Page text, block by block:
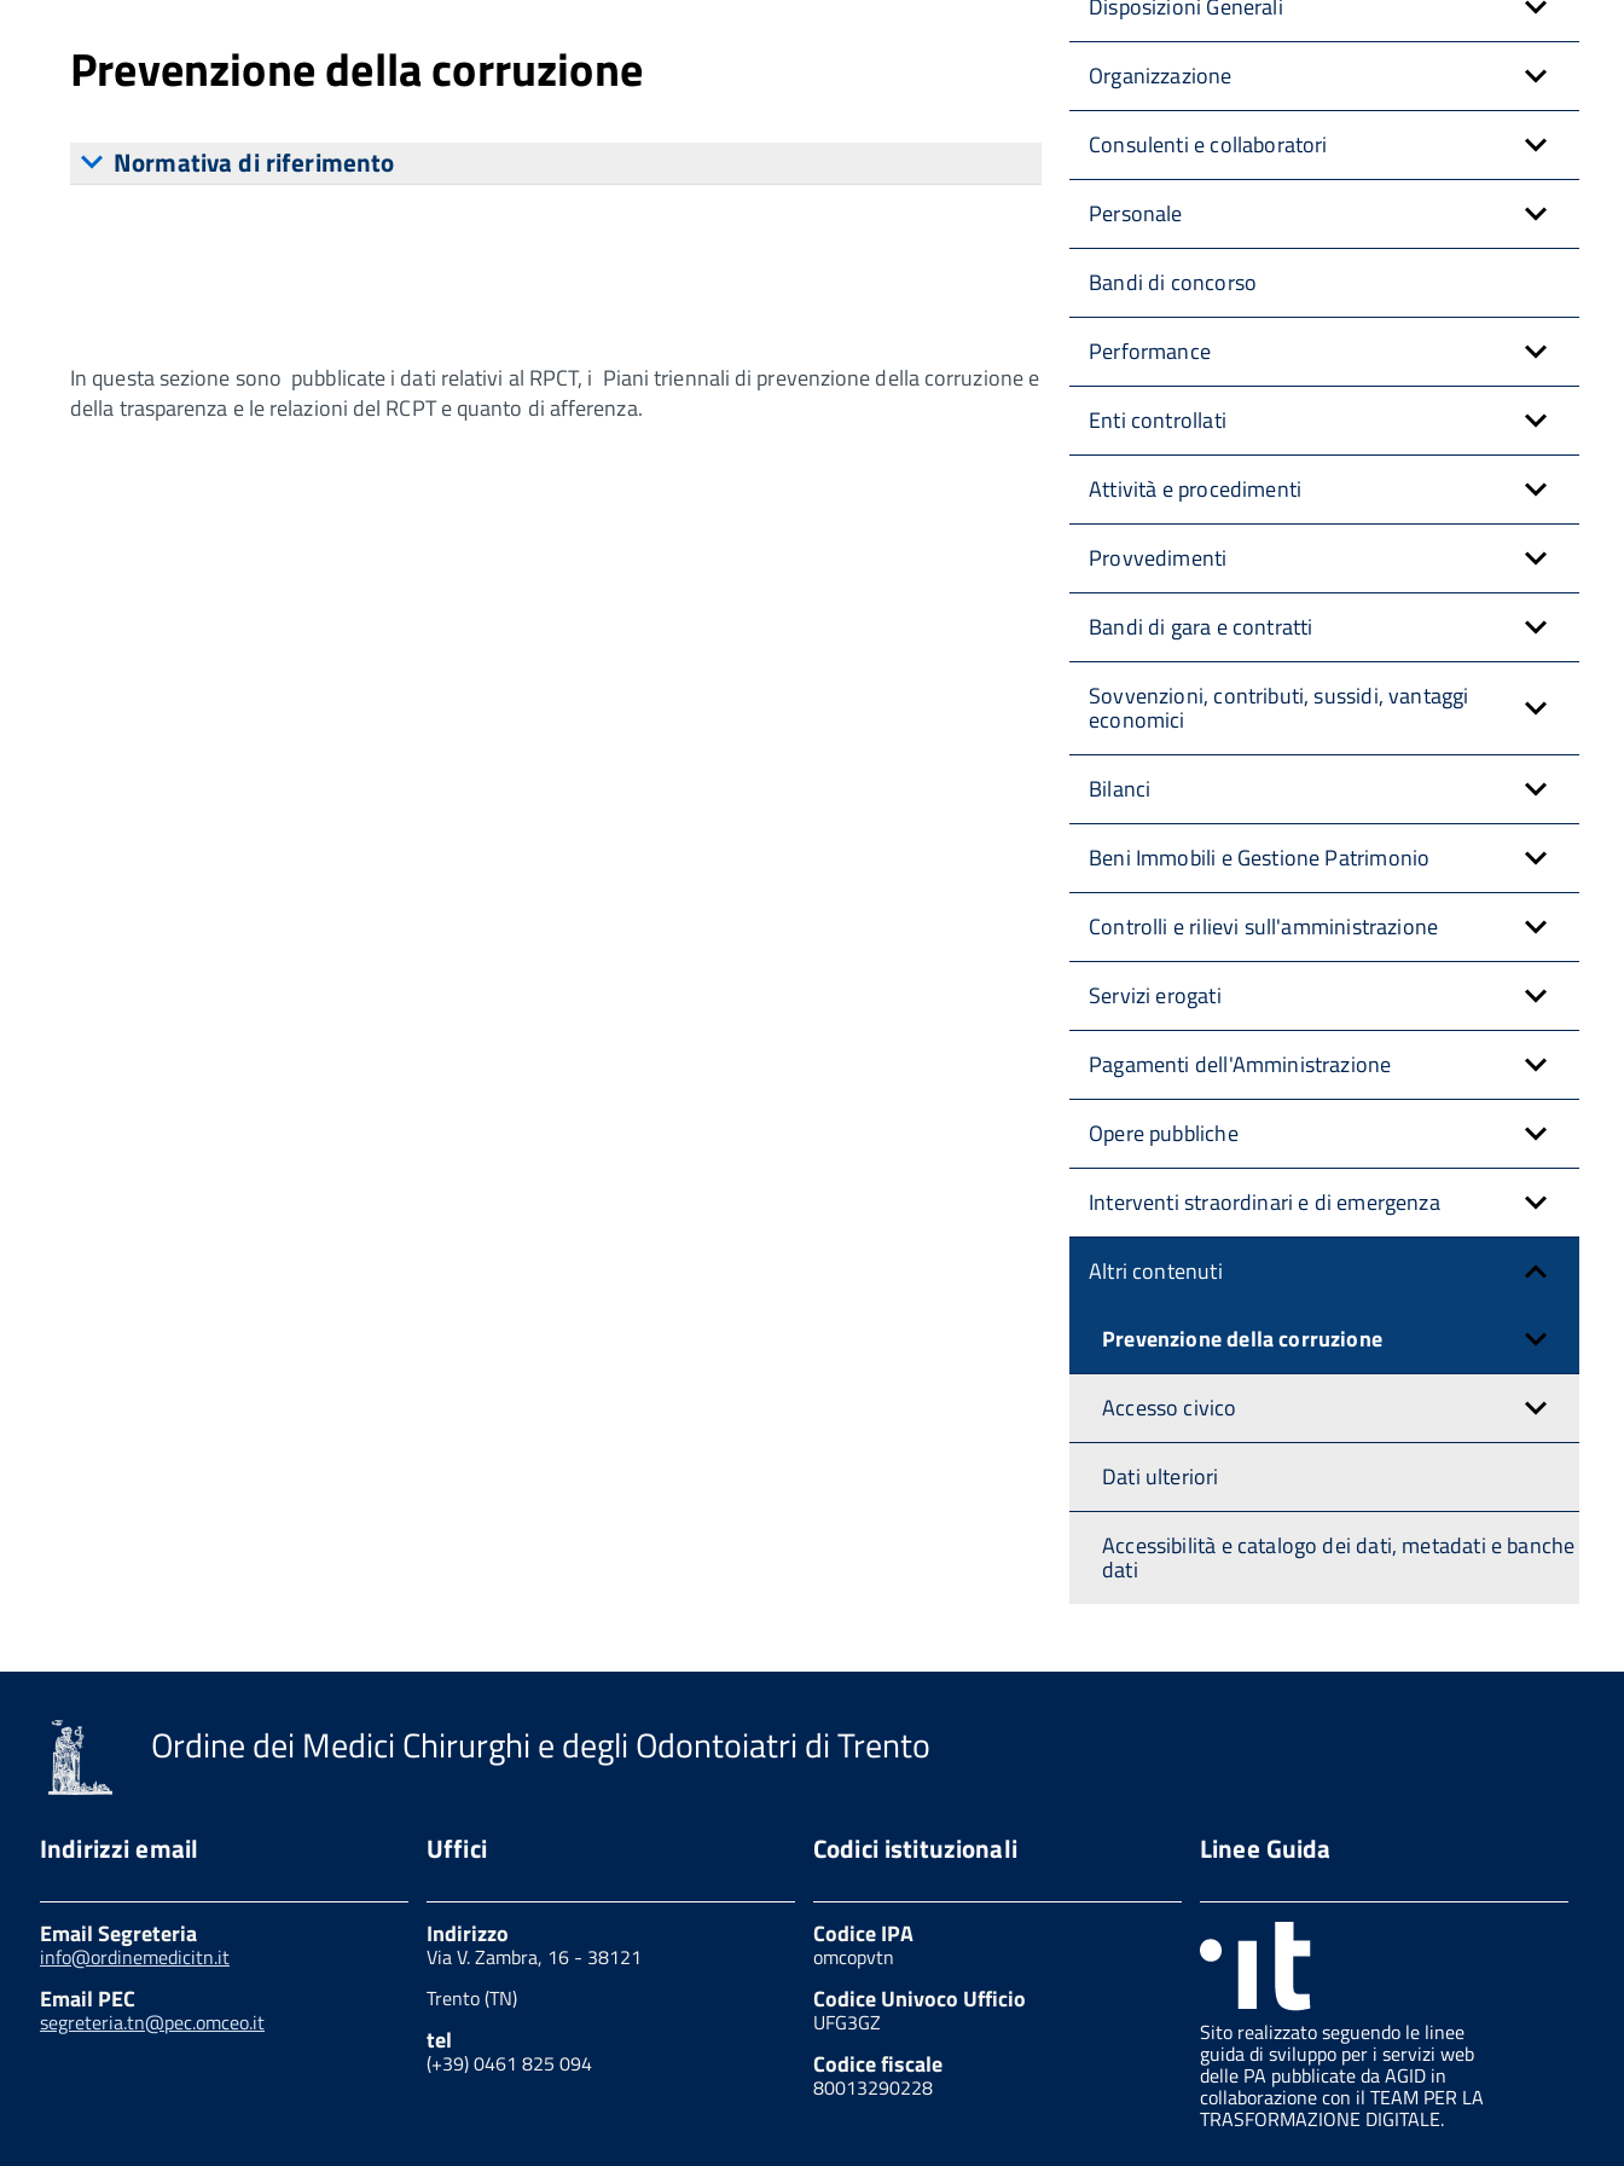
Prevenzione della corruzione
Normativa di riferimento
In questa sezione sono pubblicate i dati relativi al RPCT, i Piani triennali di prevenzione della corruzione e
della trasparenza e le relazioni del RCPT e quanto di afferenza.
Organizzazione
Consulenti e collaboratori
Personale
Bandi di concorso
Performance
Enti controllati
Attività e procedimenti
Provvedimenti
Bandi di gara e contratti
Sovvenzioni, contributi, sussidi, vantaggi
economici
Bilanci
Beni Immobili e Gestione Patrimonio
Controlli e rilievi sull'amministrazione
Servizi erogati
Pagamenti dell'Amministrazione
Opere pubbliche
Interventi straordinari e di emergenza
Altri contenuti
Prevenzione della corruzione
Accesso civico
Dati ulteriori
Accessibilità e catalogo dei dati, metadati e banche
dati
Ordine dei Medici Chirurghi e degli Odontoiatri di Trento
Indirizzi email
Email Segreteria
info@ordinemedicitn.it
Email PEC
segreteria.tn@pec.omceo.it
Uffici
Indirizzo
Via V. Zambra, 16 - 38121
Trento (TN)
tel
(+39) 0461 825 094
Codici istituzionali
Codice IPA
omcopvtn
Codice Univoco Ufficio
UFG3GZ
Codice fiscale
80013290228
Linee Guida
Sito realizzato seguendo le linee
guida di sviluppo per i servizi web
delle PA pubblicate da AGID in
collaborazione con il TEAM PER LA
TRASFORMAZIONE DIGITALE.